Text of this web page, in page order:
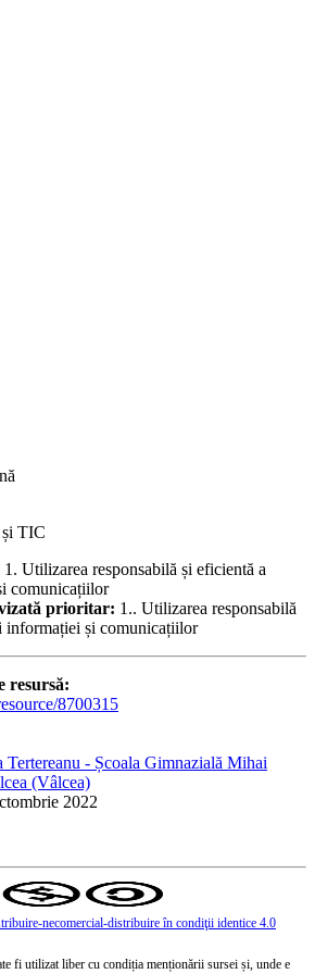
TIC
1. Utilizarea responsabilă și eficientă a
comunicațiilor
prioritar: 1.. Utilizarea responsabilă
informației și comunicațiilor
resursă:
8700315
Tertereanu - Școala Gimnazială Mihai
(Vâlcea)
2022
necomercial-distribuire în condiţii identice 4.0
fi utilizat liber cu condiția menționării sursei și, unde e